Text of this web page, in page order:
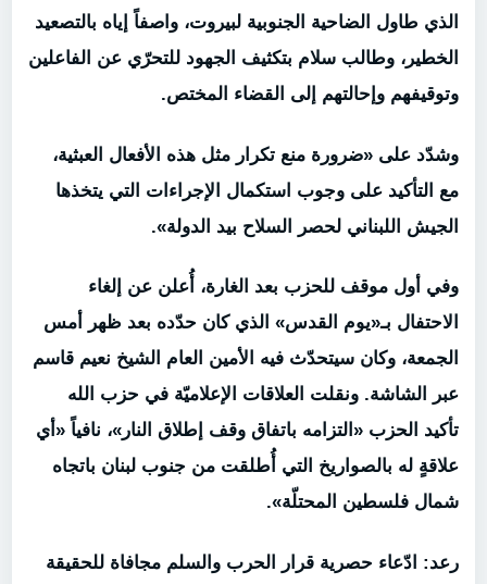
الذي طاول الضاحية الجنوبية لبيروت، واصفاً إياه بالتصعيد
الخطير، وطالب سلام بتكثيف الجهود للتحرّي عن الفاعلين
وتوقيفهم وإحالتهم إلى القضاء المختص.
وشدّد على «ضرورة منع تكرار مثل هذه الأفعال العبثية،
مع التأكيد على وجوب استكمال الإجراءات التي يتخذها
الجيش اللبناني لحصر السلاح بيد الدولة».
وفي أول موقف للحزب بعد الغارة، أُعلن عن إلغاء
الاحتفال بـ«يوم القدس» الذي كان حدّده بعد ظهر أمس
الجمعة، وكان سيتحدّث فيه الأمين العام الشيخ نعيم قاسم
عبر الشاشة. ونقلت العلاقات الإعلاميّة في حزب الله
تأكيد الحزب «التزامه باتفاق وقف إطلاق النار»، نافياً «أي
علاقةٍ له بالصواريخ التي أُطلقت من جنوب لبنان باتجاه
شمال فلسطين المحتلّة».
رعد: ادّعاء حصرية قرار الحرب والسلم مجافاة للحقيقة